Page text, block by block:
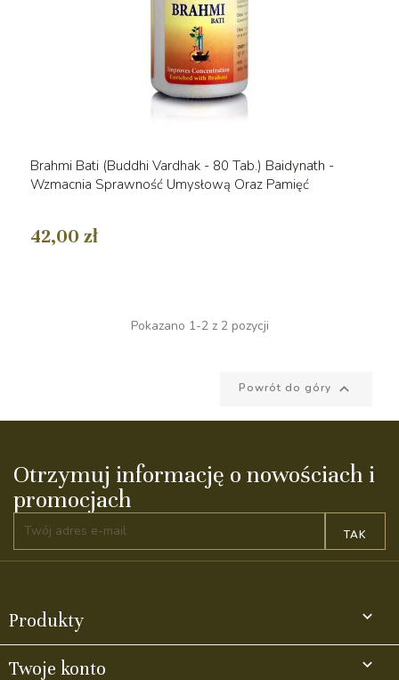
Brahmi Bati (Buddhi Vardhak - 80 Tab.) Baidynath -
Wzmacnia Sprawność Umysłową Oraz Pamięć
42,00 zł
Pokazano 1-2 z 2 pozycji
Powrót do góry 
Otrzymuj informację o nowościach i
promocjach
Produkty 
Twoje konto 